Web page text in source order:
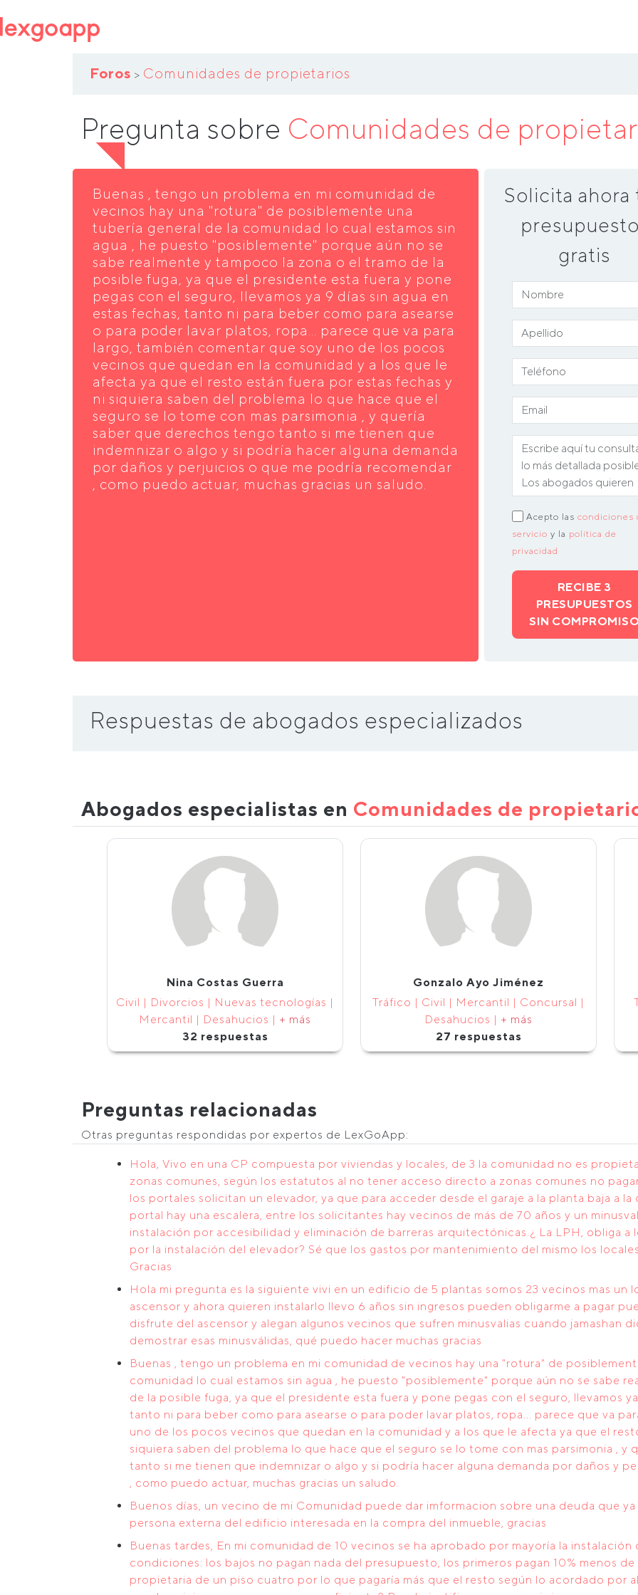
Foros > Comunidades de propietarios
Pregunta sobre Comunidades de
Buenas , tengo un problema en mi comunidad de
vecinos hay una "rotura" de posiblemente una
tubería general de la comunidad lo cual estamos sin
agua , he puesto "posiblemente" porque aún no se
sabe realmente y tampoco la zona o el tramo de la
posible fuga, ya que el presidente esta fuera y pone
pegas con el seguro, llevamos ya 9 días sin agua en
estas fechas, tanto ni para beber como para asearse
o para poder lavar platos, ropa... parece que va para
largo, también comentar que soy uno de los pocos
vecinos que quedan en la comunidad y a los que le
afecta ya que el resto están fuera por estas fechas y
ni siquiera saben del problema lo que hace que el
seguro se lo tome con mas parsimonia , y quería
saber que derechos tengo tanto si me tienen que
indemnizar o algo y si podría hacer alguna demanda
por daños y perjuicios o que me podría recomendar
, como puedo actuar, muchas gracias un saludo.
Solicita ahora
gratis
Acepto las condiciones
servicio y la política de
privacidad
RECIBE 3
PRESUPUESTOS
SIN
Respuestas de abogados especializados
Abogados especialistas en Comunidades de
Nina Costas Guerra
Civil | Divorcios | Nuevas tecnologías |
Mercantil | Desahucios | + más
32 respuestas
Gonzalo Ayo Jiménez
Tráfico | Civil | Mercantil | Concursal |
Desahucios | + más
27 respuestas
Preguntas relacionadas
Otras preguntas respondidas por expertos de LexGoApp:
Hola, Vivo en una CP compuesta por viviendas y locales, de 3 la comunidad no es
zonas comunes, según los estatutos al no tener acceso directo a zonas comunes no
los portales solicitan un elevador, ya que para acceder desde el garaje a la planta baja a
portal hay una escalera, entre los solicitantes hay vecinos de más de 70 años y un
instalación por accesibilidad y eliminación de barreras arquitectónicas.¿ La LPH, obliga
por la instalación del elevador? Sé que los gastos por mantenimiento del mismo los
Gracias
Hola mi pregunta es la siguiente vivi en un edificio de 5 plantas somos 23 vecinos mas un
ascensor y ahora quieren instalarlo llevo 6 años sin ingresos pueden obligarme a pagar
disfrute del ascensor y alegan algunos vecinos que sufren minusvalias cuando jamashan
demostrar esas minusválidas, qué puedo hacer muchas gracias
Buenas , tengo un problema en mi comunidad de vecinos hay una "rotura" de
comunidad lo cual estamos sin agua , he puesto "posiblemente" porque aún no se sabe
de la posible fuga, ya que el presidente esta fuera y pone pegas con el seguro, llevamos
tanto ni para beber como para asearse o para poder lavar platos, ropa... parece que va
uno de los pocos vecinos que quedan en la comunidad y a los que le afecta ya que el
siquiera saben del problema lo que hace que el seguro se lo tome con mas parsimonia ,
tanto si me tienen que indemnizar o algo y si podría hacer alguna demanda por daños y
, como puedo actuar, muchas gracias un saludo.
Buenos días, un vecino de mi Comunidad puede dar imformacion sobre una deuda que
persona externa del edificio interesada en la compra del inmueble, gracias
Buenas tardes, En mi comunidad de 10 vecinos se ha aprobado por mayoría la
condiciones: los bajos no pagan nada del presupuesto, los primeros pagan 10% menos
propietaria de un piso cuatro por lo que pagaría más que el resto según lo acordado por